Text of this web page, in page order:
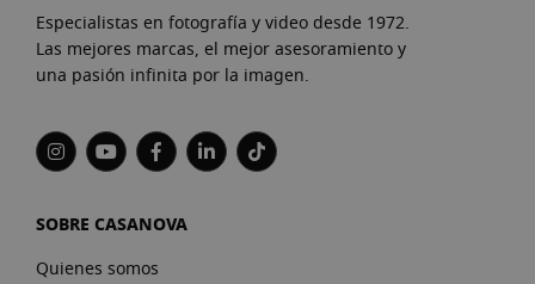
Especialistas en fotografía y video desde 1972.
Las mejores marcas, el mejor asesoramiento y
una pasión infinita por la imagen.
SOBRE CASANOVA
Quienes somos